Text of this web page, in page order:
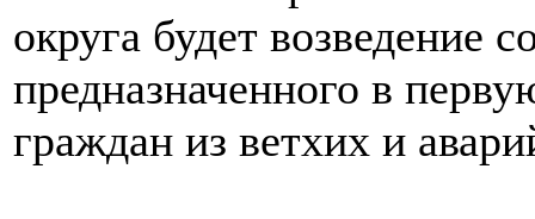
округа будет возведение
предназначенного в
граждан из ветхих и